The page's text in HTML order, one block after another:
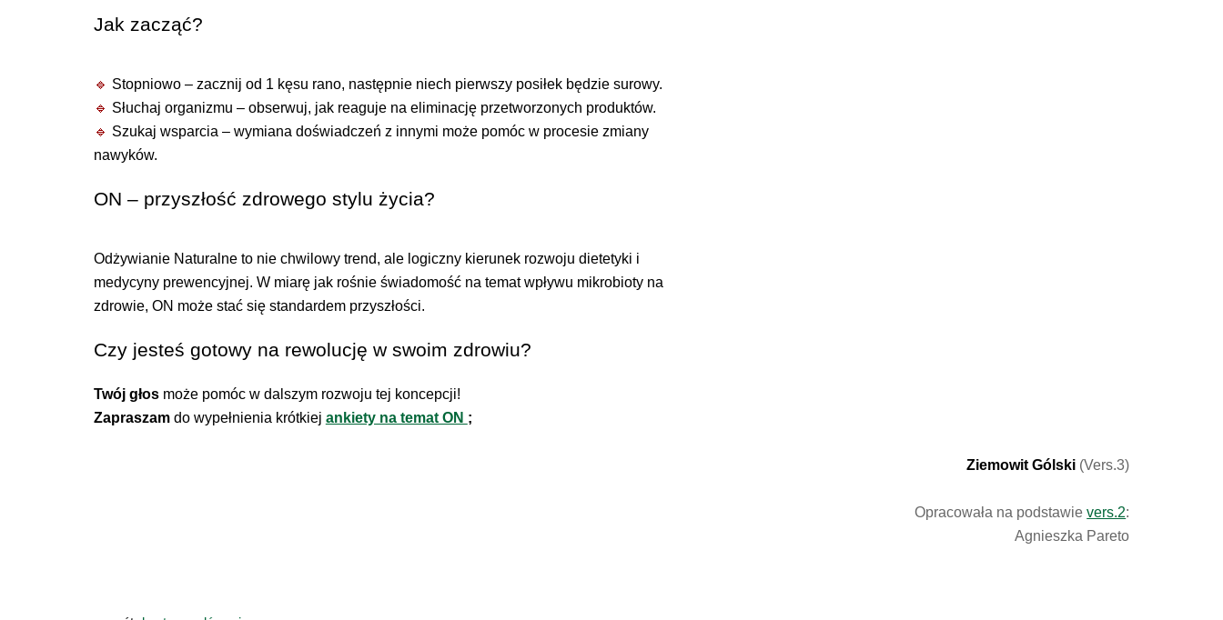
Jak zacząć?
🔹 Stopniowo – zacznij od 1 kęsu rano, następnie niech pierwszy posiłek będzie surowy.
🔹 Słuchaj organizmu – obserwuj, jak reaguje na eliminację przetworzonych produktów.
🔹 Szukaj wsparcia – wymiana doświadczeń z innymi może pomóc w procesie zmiany
nawyków.
ON – przyszłość zdrowego stylu życia?
Odżywianie Naturalne to nie chwilowy trend, ale logiczny kierunek rozwoju dietetyki i
medycyny prewencyjnej. W miarę jak rośnie świadomość na temat wpływu mikrobioty na
zdrowie, ON może stać się standardem przyszłości.
Czy jesteś gotowy na rewolucję w swoim zdrowiu?
Twój głos może pomóc w dalszym rozwoju tej koncepcji!
Zapraszam do wypełnienia krótkiej ankiety na temat ON ;
Ziemowit Gólski (Vers.3)
Opracowała na podstawievers.2:
Agnieszka Pareto